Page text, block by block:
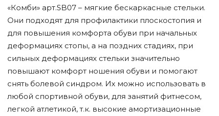
«Комби» арт.SB07 – мягкие бескаркасные стельки.
Они подходят для профилактики плоскостопия и
для повышения комфорта обуви при начальных
деформациях стопы, а на поздних стадиях, при
сильных деформациях стельки значительно
повышают комфорт ношения обуви и помогают
снять болевой синдром. Их можно использовать в
любой спортивной обуви, для занятий фитнесом,
легкой атлетикой, т.к. высокие амортизационные